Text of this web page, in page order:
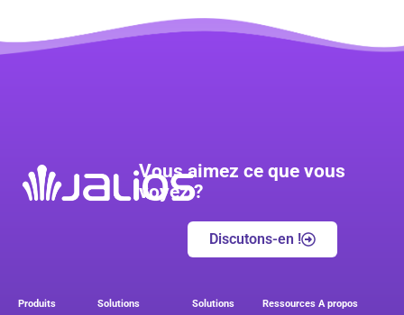
Vous aimez ce que vous
voyez ?
Discutons-en !
Produits
Solutions
Solutions
Ressources A propos